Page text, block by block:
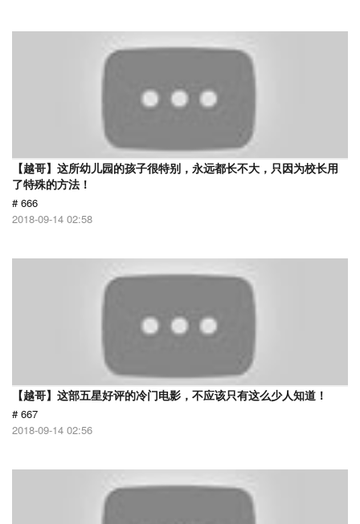
【越哥】这所幼儿园的孩子很特别，永远都长不大，只因为校长用
了特殊的方法！
# 666
2018-09-14 02:58
【越哥】这部五星好评的冷门电影，不应该只有这么少人知道！
# 667
2018-09-14 02:56